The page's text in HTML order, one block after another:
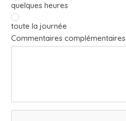
quelques heures
toute la journée
Commentaires complémentaires